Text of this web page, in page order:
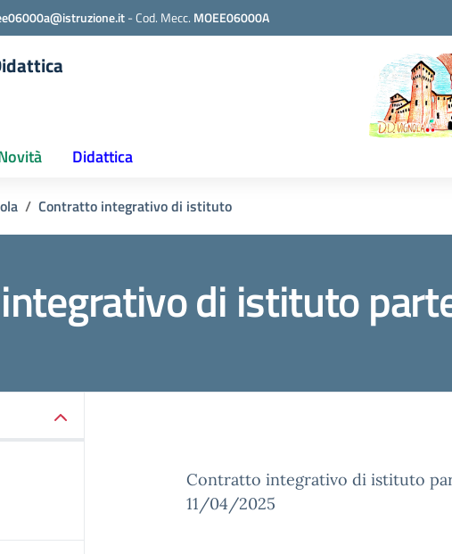
-Cod. Mecc. MOEE06000A
Didattica
Contratto integrativo di istituto
di istituto
Contratto integrativo di istituto
11/04/2025